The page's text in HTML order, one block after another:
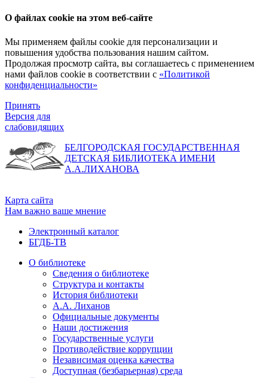
О файлах cookie на этом веб-сайте
Мы применяем файлы cookie для персонализации и
повышения удобства пользования нашим сайтом.
Продолжая просмотр сайта, вы соглашаетесь с применением
нами файлов cookie в соответствии с «Политикой
конфиденциальности»
Принять
Версия для
слабовидящих
БЕЛГОРОДСКАЯ ГОСУДАРСТВЕННАЯ
ДЕТСКАЯ БИБЛИОТЕКА ИМЕНИ
А.А.ЛИХАНОВА
Карта сайта
Нам важно ваше мнение
Электронный каталог
БГДБ-ТВ
О библиотеке
Сведения о библиотеке
Структура и контакты
История библиотеки
А.А. Лиханов
Официальные документы
Наши достижения
Государственные услуги
Противодействие коррупции
Независимая оценка качества
Доступная (безбарьерная) среда